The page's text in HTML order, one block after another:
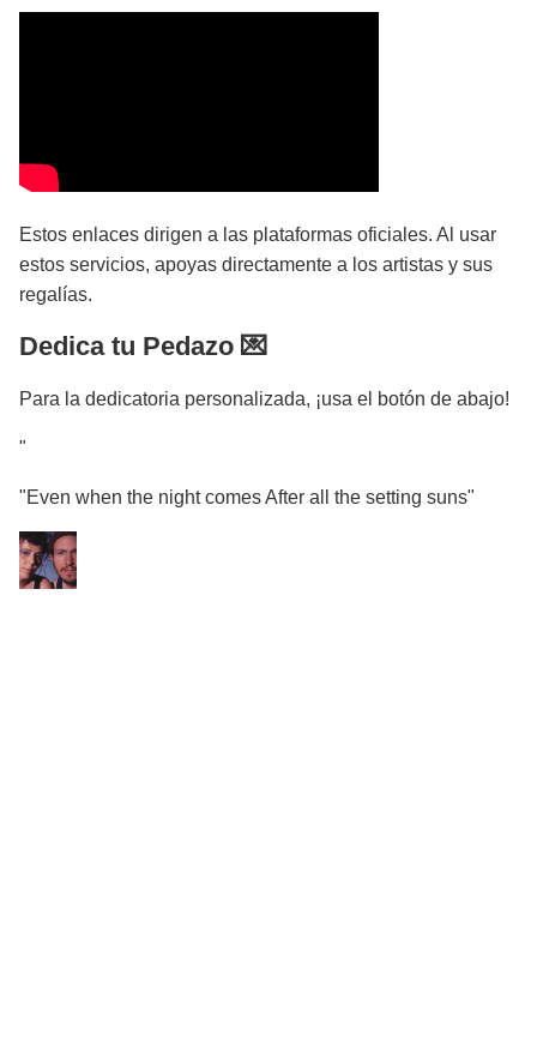
Estos enlaces dirigen a las plataformas oficiales. Al usar
estos servicios, apoyas directamente a los artistas y sus
regalías.
Dedica tu Pedazo 💌
Para la dedicatoria personalizada, ¡usa el botón de abajo!
"
"Even when the night comes After all the setting suns"